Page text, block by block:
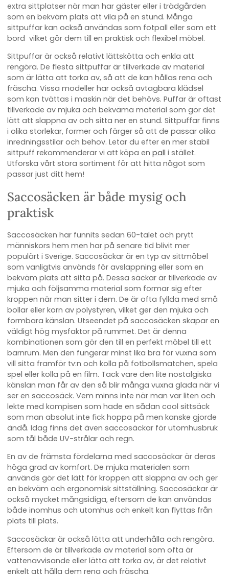
extra sittplatser när man har gäster eller i trädgården
som en bekväm plats att vila på en stund. Många
sittpuffar kan också användas som fotpall eller som ett
bord vilket gör dem till en praktisk och flexibel möbel.
Sittpuffar är också relativt lättskötta och enkla att
rengöra. De flesta sittpuffar är tillverkade av material
som är lätta att torka av, så att de kan hållas rena och
fräscha. Vissa modeller har också avtagbara klädsel
som kan tvättas i maskin när det behövs. Puffar är oftast
tillverkade av mjuka och bekväma material som gör det
lätt att slappna av och sitta ner en stund. Sittpuffar finns
i olika storlekar, former och färger så att de passar olika
inredningsstilar och behov. Letar du efter en mer stabil
sittpuff rekommenderar vi att köpa en pall i stället.
Utforska vårt stora sortiment för att hitta något som
passar just ditt hem!
Saccosäcken är både mysig och
praktisk
Saccosäcken har funnits sedan 60-talet och prytt
människors hem men har på senare tid blivit mer
populärt i Sverige. Saccosäckar är en typ av sittmöbel
som vanligtvis används för avslappning eller som en
bekväm plats att sitta på. Dessa säckar är tillverkade av
mjuka och följsamma material som formar sig efter
kroppen när man sitter i dem. De är ofta fyllda med små
bollar eller korn av polystyren, vilket ger den mjuka och
formbara känslan. Utseendet på saccosäcken skapar en
väldigt hög mysfaktor på rummet. Det är denna
kombinationen som gör den till en perfekt möbel till ett
barnrum. Men den fungerar minst lika bra för vuxna som
vill sitta framför tv:n och kolla på fotbollsmatchen, spela
spel eller kolla på en film. Tack vare den lite nostalgiska
känslan man får av den så blir många vuxna glada när vi
ser en saccosäck. Vem minns inte när man var liten och
lekte med kompisen som hade en sådan cool sittsäck
som man absolut inte fick hoppa på men kanske gjorde
ändå. Idag finns det även saccosäckar för utomhusbruk
som tål både UV-strålar och regn.
En av de främsta fördelarna med saccosäckar är deras
höga grad av komfort. De mjuka materialen som
används gör det lätt för kroppen att slappna av och ger
en bekväm och ergonomisk sittställning. Saccosäckar är
också mycket mångsidiga, eftersom de kan användas
både inomhus och utomhus och enkelt kan flyttas från
plats till plats.
Saccosäckar är också lätta att underhålla och rengöra.
Eftersom de är tillverkade av material som ofta är
vattenavvisande eller lätta att torka av, är det relativt
enkelt att hålla dem rena och fräscha.